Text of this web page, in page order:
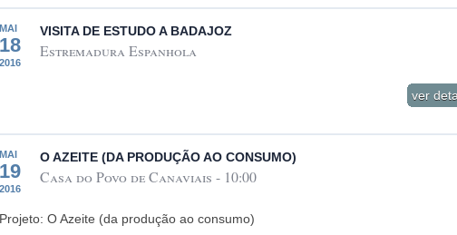
MAI
18
2016
VISITA DE ESTUDO A BADAJOZ
Estremadura Espanhola
ver
MAI
19
2016
O AZEITE (DA PRODUÇÃO AO CONSUMO)
Casa do Povo de Canaviais - 10:00
Projeto: O Azeite (da produção ao consumo)